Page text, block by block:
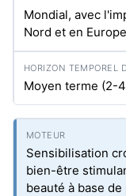
Mondial, avec
Nord et en Europe
Moyen terme (2-
Sensibilisation
bien-être
beauté à base de